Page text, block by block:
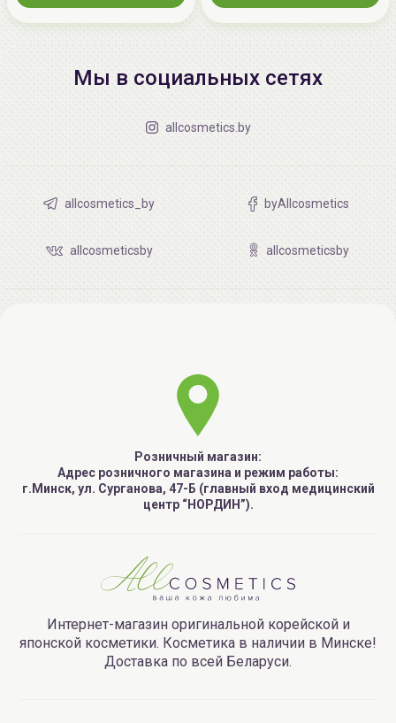
Мы в социальных сетях
allcosmetics.by
allcosmetics_by byAllcosmetics
allcosmeticsby allcosmeticsby
Розничный магазин:
Адрес розничного магазина и режим работы:
г.Минск, ул. Сурганова, 47-Б (главный вход медицинский
центр “НОРДИН”).
Интернет-магазин оригинальной корейской и
японской косметики. Косметика в наличии в Минске!
Доставка по всей Беларуси.